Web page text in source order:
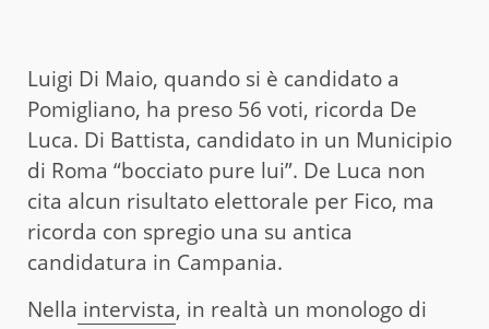
Luigi Di Maio, quando si è candidato a
Pomigliano, ha preso 56 voti, ricorda De
Luca. Di Battista, candidato in un Municipio
di Roma “bocciato pure lui”. De Luca non
cita alcun risultato elettorale per Fico, ma
ricorda con spregio una su antica
candidatura in Campania.
Nella intervista, in realtà un monologo di